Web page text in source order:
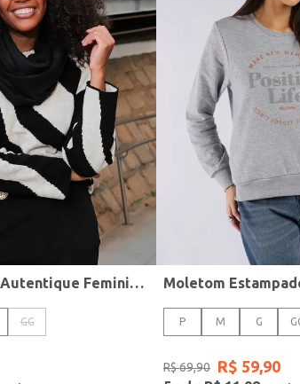
Blusão Mousse Autentique Feminino PRETO/PRETO/OFF WHITE
GG P M G
R$69,90 R$ 59,90